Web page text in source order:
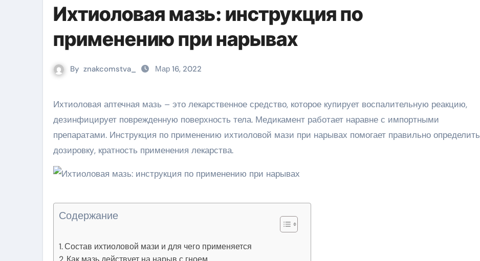
Ихтиоловая мазь: инструкция по
применению при нарывах
By znakcomstva_ Мар 16, 2022
Ихтиоловая аптечная мазь – это лекарственное средство, которое купирует воспалительную реакцию,
дезинфицирует поврежденную поверхность тела. Медикамент работает наравне с импортными
препаратами. Инструкция по применению ихтиоловой мази при нарывах помогает правильно определить
дозировку, кратность применения лекарства.
Содержание
Состав ихтиоловой мази и для чего применяется